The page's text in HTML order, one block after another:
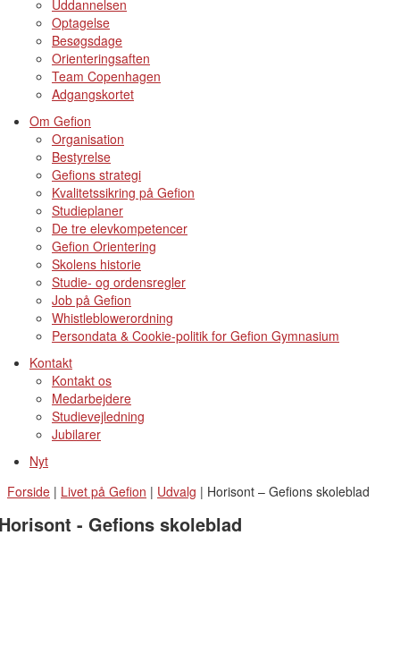
Uddannelsen
Optagelse
Besøgsdage
Orienteringsaften
Team Copenhagen
Adgangskortet
Om Gefion
Organisation
Bestyrelse
Gefions strategi
Kvalitetssikring på Gefion
Studieplaner
De tre elevkompetencer
Gefion Orientering
Skolens historie
Studie- og ordensregler
Job på Gefion
Whistleblowerordning
Persondata & Cookie-politik for Gefion Gymnasium
Kontakt
Kontakt os
Medarbejdere
Studievejledning
Jubilarer
Nyt
Forside | Livet på Gefion | Udvalg | Horisont – Gefions skoleblad
- Gefions skoleblad